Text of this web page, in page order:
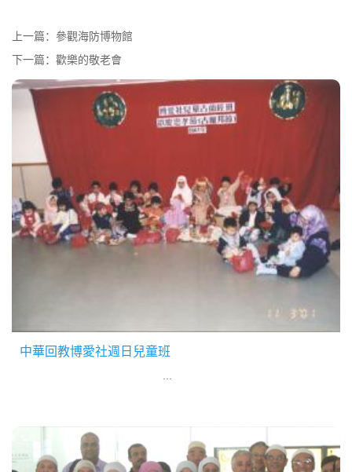
上一篇： 參觀海防博物館
下一篇： 歡樂的敬老會
中華回教博愛社週日兒童班
...